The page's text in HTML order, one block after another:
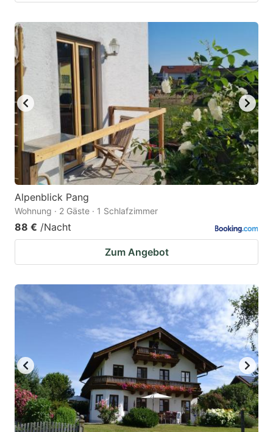
Alpenblick Pang
Wohnung · 2 Gäste · 1 Schlafzimmer
88 € /Nacht
Zum Angebot